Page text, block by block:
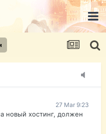
https://pasport-ua.com/
сайт и форум
27 Mar 9:23
новый хостинг, должен